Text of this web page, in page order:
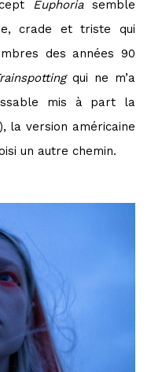
Euphoriasemble
crade et triste qui
des années 90
qui ne m’a
mis à part la
la version américaine
un autre chemin.